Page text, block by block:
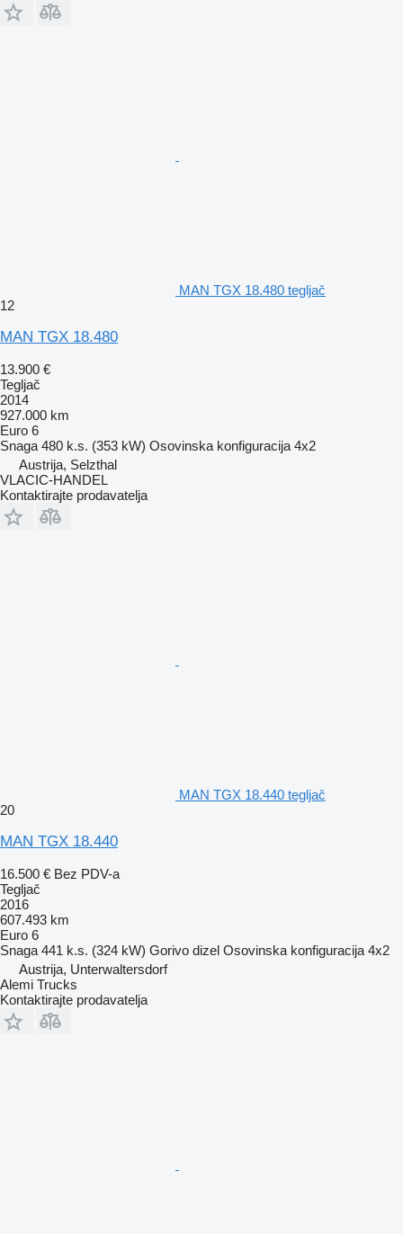
MAN TGX 18.480 tegljač
12
MAN TGX 18.480
13.900 €
Tegljač
2014
927.000 km
Euro 6
Snaga 480 k.s. (353 kW) Osovinska konfiguracija 4x2
Austrija, Selzthal
VLACIC-HANDEL
Kontaktirajte prodavatelja
MAN TGX 18.440 tegljač
20
MAN TGX 18.440
16.500 € Bez PDV-a
Tegljač
2016
607.493 km
Euro 6
Snaga 441 k.s. (324 kW) Gorivo dizel Osovinska konfiguracija 4x2
Austrija, Unterwaltersdorf
Alemi Trucks
Kontaktirajte prodavatelja